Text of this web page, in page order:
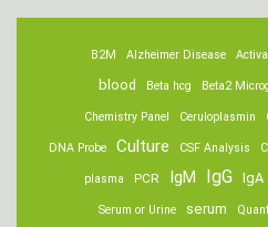
Alzheimer Disease
B2M
Beta2
Beta hcg
blood
Ceruloplasmin
Chemistry Panel
CSF Analysis
Culture
DNA Probe
IgA
IgG
IgM
PCR
plasma
serum
Serum or Urine